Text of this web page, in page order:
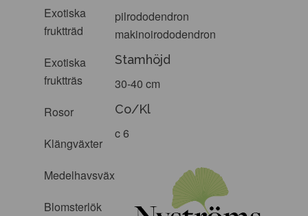
Exotiska
fruktträd
Exotiska
fruktträs
Rosor
Klängväxter
Medelhavsväxter
Blomsterlök
pilrododendron
makinoirododendron
Stamhöjd
30-40 cm
Co/Kl
c 6